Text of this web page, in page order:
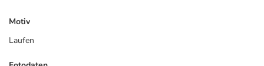
Motiv
Laufen